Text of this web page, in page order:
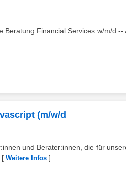
Beratung Financial Services w/m/d
(m/w/d
und Berater:innen, die für
[ Weitere Infos ]